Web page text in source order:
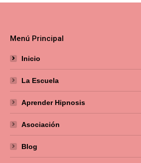
Menú Principal
Inicio
La Escuela
Aprender Hipnosis
Asociación
Blog